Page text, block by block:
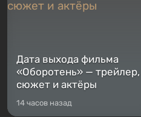
Дата выхода фильма
«Оборотень» — трейлер,
сюжет и актёры
14 часов назад